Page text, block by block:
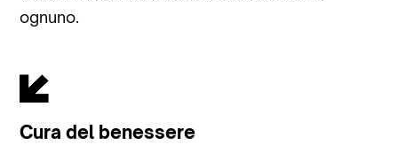
ognuno.
Cura del benessere